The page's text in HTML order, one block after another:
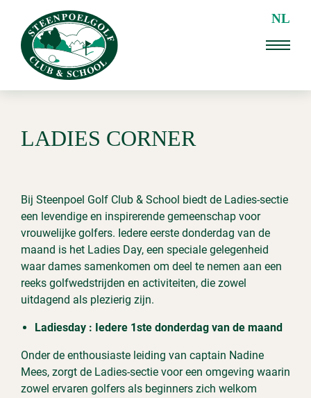
NL
LADIES CORNER
Bij Steenpoel Golf Club & School biedt de Ladies-sectie
een levendige en inspirerende gemeenschap voor
vrouwelijke golfers. Iedere eerste donderdag van de
maand is het Ladies Day, een speciale gelegenheid
waar dames samenkomen om deel te nemen aan een
reeks golfwedstrijden en activiteiten, die zowel
uitdagend als plezierig zijn.
Ladiesday : Iedere 1ste donderdag van de maand
Onder de enthousiaste leiding van captain Nadine
Mees, zorgt de Ladies-sectie voor een omgeving waarin
zowel ervaren golfers als beginners zich welkom